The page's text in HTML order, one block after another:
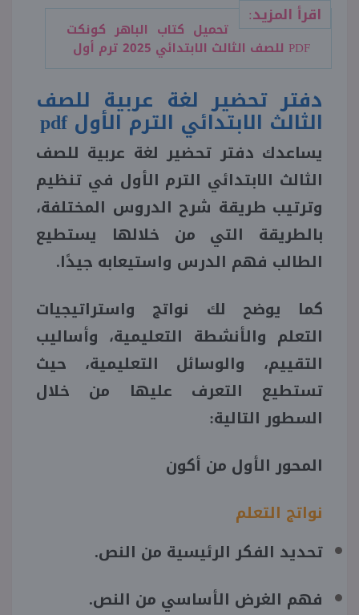
اقرأ المزيد:
تحميل كتاب الباهر كونكت
PDF للصف الثالث الابتدائي 2025 ترم أول
دفتر تحضير لغة عربية للصف
الثالث الابتدائي الترم الأولpdf
يساعدك دفتر تحضير لغة عربية للصف
الثالث الابتدائي الترم الأول في تنظيم
وترتيب طريقة شرح الدروس المختلفة،
بالطريقة التي من خلالها يستطيع
الطالب فهم الدرس واستيعابه جيدًا.
كما يوضح لك نواتج واستراتيجيات
التعلم والأنشطة التعليمية، وأساليب
التقييم، والوسائل التعليمية، حيث
تستطيع التعرف عليها من خلال
السطور التالية:
المحور الأول من أكون
نواتج التعلم
تحديد الفكر الرئيسية من النص.
فهم الغرض الأساسي من النص.